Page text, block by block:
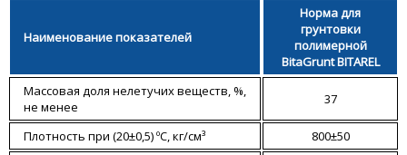
Наименование показателей
Норма для
грунтовки
полимерной
BitaGrunt BITAREL
Массовая доля нелетучих веществ, %,
не менее
37
Плотность при (20±0,5) ºС, кг/см³ 800±50